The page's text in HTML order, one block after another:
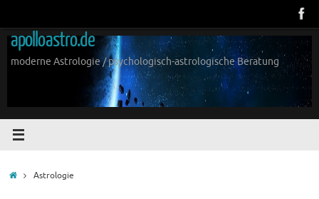
springen
apolloastro.de
moderne Astrologie / psychologisch-astrologische Beratung
StartAstrologie